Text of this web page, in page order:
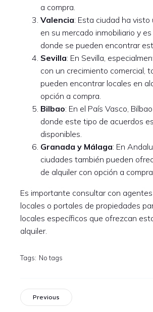
a compra.
Valencia: Esta ciudad ha
en su mercado inmobiliario y
donde se pueden encontrar
Sevilla: En Sevilla,
con un crecimiento comercial,
pueden encontrar locales en
opción a compra.
Bilbao: En el País Vasco,
donde este tipo de acuerdos
disponibles.
Granada y Málaga: En
ciudades también pueden
de alquiler con opción a
Es importante consultar con
locales o portales de propiedades
locales específicos que ofrezcan
alquiler.
Tags: No tags
Previous